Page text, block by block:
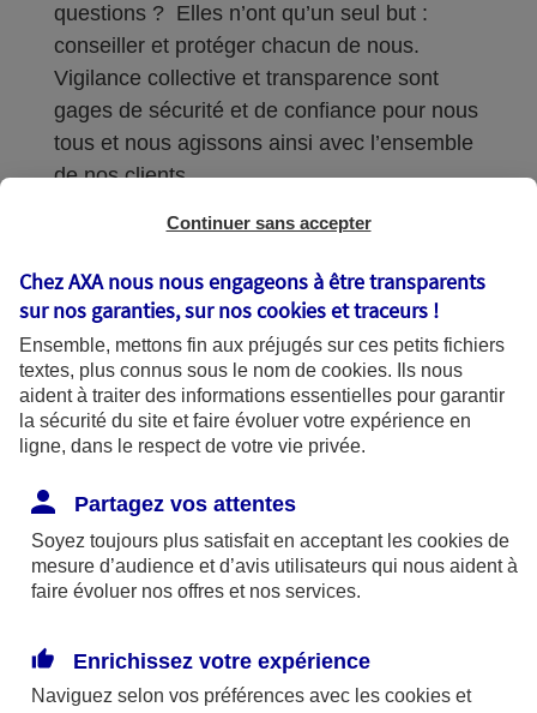
questions ? Elles n’ont qu’un seul but :
conseiller et protéger chacun de nous.
Vigilance collective et transparence sont
gages de sécurité et de confiance pour nous
tous et nous agissons ainsi avec l’ensemble
de nos clients.
L'utilisation de vos données
AXA France utilise vos données dans le
cadre de finalités se fondant sur les bases
Bases légales
Finalités
Continuer sans accepter
Chez AXA nous nous engageons à être transparents
sur nos garanties, sur noscookies et traceurs !
Ensemble, mettons fin aux préjugés sur ces petits fichiers
textes, plus connus sous le nom de cookies. Ils nous
aident à traiter des informations essentielles pour garantir
la sécurité du site et faire évoluer votre expérience en
ligne, dans le respect de votre vie privée.
Partagez vos attentes
Soyez toujours plus satisfait en acceptant les cookies de
mesure d’audience et d’avis utilisateurs qui nous aident à
faire évoluer nos offres et nos services.
Enrichissez votre expérience
Naviguez selon vos préférences avec les cookies et